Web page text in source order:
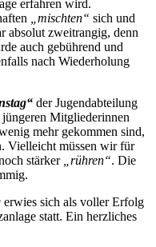
erfahren wird.
„mischten“ sich und
absolut zweitrangig, denn
auch gebührend und
nach Wiederholung
der Jugendabteilung
Mitgliederinnen
mehr gekommen sind,
Vielleicht müssen wir für
stärker
„rühren“. Die
erwies sich als voller Erfolg
statt. Ein herzliches